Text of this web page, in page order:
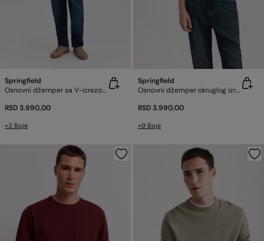
Springfield
Osnovni džemper sa V-izrezom
RSD 3.990,00
+3 Boje
Springfield
Osnovni džemper okruglog izreza
RSD 3.990,00
+9 Boje